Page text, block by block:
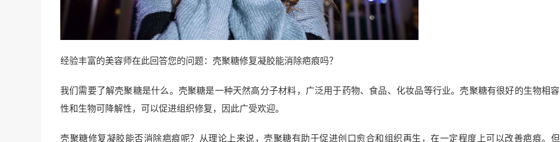
经验丰富的美容师在此回答您的问题：壳聚糖修复凝胶能消除疤痕吗？
我们需要了解壳聚糖是什么。壳聚糖是一种天然高分子材料，广泛用于药物、食品、化妆品等行业。壳聚糖有很好的生物相容
性和生物可降解性，可以促进组织修复，因此广受欢迎。
壳聚糖修复凝胶能否消除疤痕呢？从理论上来说，壳聚糖有助于促进创口愈合和组织再生，在一定程度上可以改善疤痕。但